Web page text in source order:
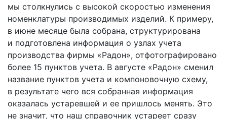
мы столкнулись с высокой скоростью изменения
номенклатуры производимых изделий. К примеру,
в июне месяце была собрана, структурирована
и подготовлена информация о узлах учета
производства фирмы «Радон», отфотографировано
более 15 пунктов учета. В августе «Радон» сменил
название пунктов учета и компоновочную схему,
в результате чего вся собранная информация
оказалась устаревшей и ее пришлось менять. Это
не значит, что наш справочник устареет сразу